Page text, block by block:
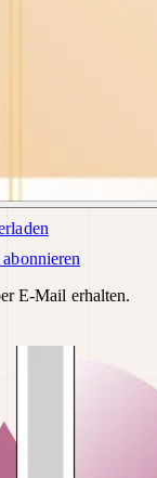
E-Mail erhalten.